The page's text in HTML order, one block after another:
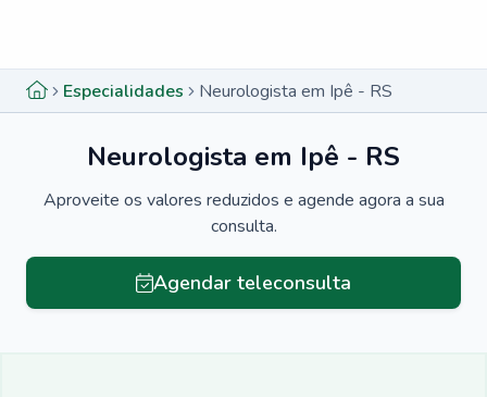
Especialidades Neurologista em Ipê - RS
Neurologista em Ipê - RS
Aproveite os valores reduzidos e agende agora a sua
consulta.
Agendar teleconsulta